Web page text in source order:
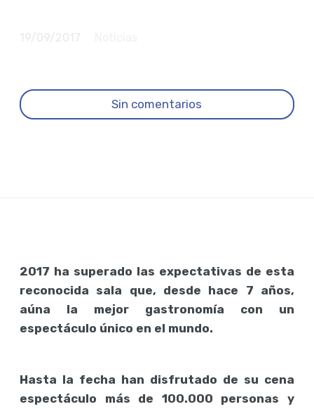
Sin comentarios
2017 ha superado las expectativas de esta
reconocida sala que, desde hace 7 años,
aúna la mejor gastronomía con un
espectáculo único en el mundo.
Hasta la fecha han disfrutado de su cena
espectáculo más de 100.000 personas y